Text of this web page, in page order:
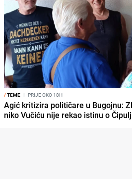
/TEME I PRIJE OKO 18H
Agić kritizira političare u Bugojnu:
niko Vučiću nije rekao istinu o